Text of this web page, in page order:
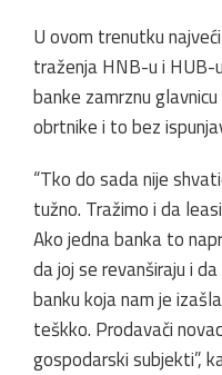
U ovom trenutku
traženja HNB-u i HUB-
banke zamrznu
obrtnike i to bez
“Tko do sada nije
tužno. Tražimo i da
Ako jedna banka to
da joj se revanširaju i
banku koja nam je
teškko. Prodavači
gospodarski subjekti”,